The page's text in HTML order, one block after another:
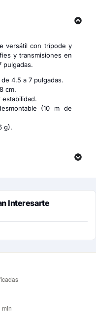
versátil con trípode y
y transmisiones en
pulgadas.
4.5 a 7 pulgadas.
cm.
estabilidad.
(10 m de
g).
Interesarte
min